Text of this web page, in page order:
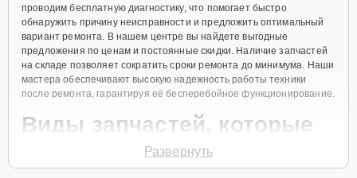
проводим бесплатную диагностику, что помогает быстро
обнаружить причину неисправности и предложить оптимальный
вариант ремонта. В нашем центре вы найдете выгодные
предложения по ценам и постоянные скидки. Наличие запчастей
на складе позволяет сократить сроки ремонта до минимума. Наши
мастера обеспечивают высокую надежность работы техники
после ремонта, гарантируя её бесперебойное функционирование.
Виды запчастей, которые
мы используем
Развернуть